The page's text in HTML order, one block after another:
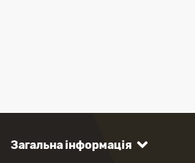
Загальна інформація